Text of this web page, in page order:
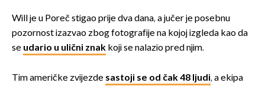
Will je u Poreč stigao prije dva dana, a jučer je posebnu
pozornost izazvao zbog fotografije na kojoj izgleda kao da
se udario u ulični znak koji se nalazio pred njim.
Tim američke zvijezde sastoji se od čak 48 ljudi, a ekipa